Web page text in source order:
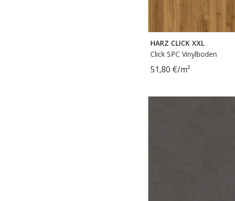
HARZ CLICK XXL
Click SPC Vinylboden
51,80 €/m²